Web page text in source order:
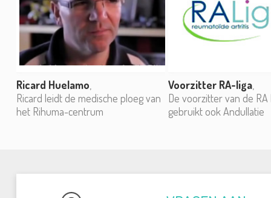
Ricard Huelamo,
Ricard leidt de medische ploeg van
het Rihuma-centrum
Voorzitter RA-liga,
De voorzitter van de RA
gebruikt ook Andullatie